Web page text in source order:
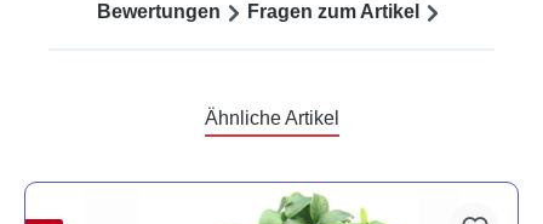
Bewertungen Fragen zum Artikel
Ähnliche Artikel